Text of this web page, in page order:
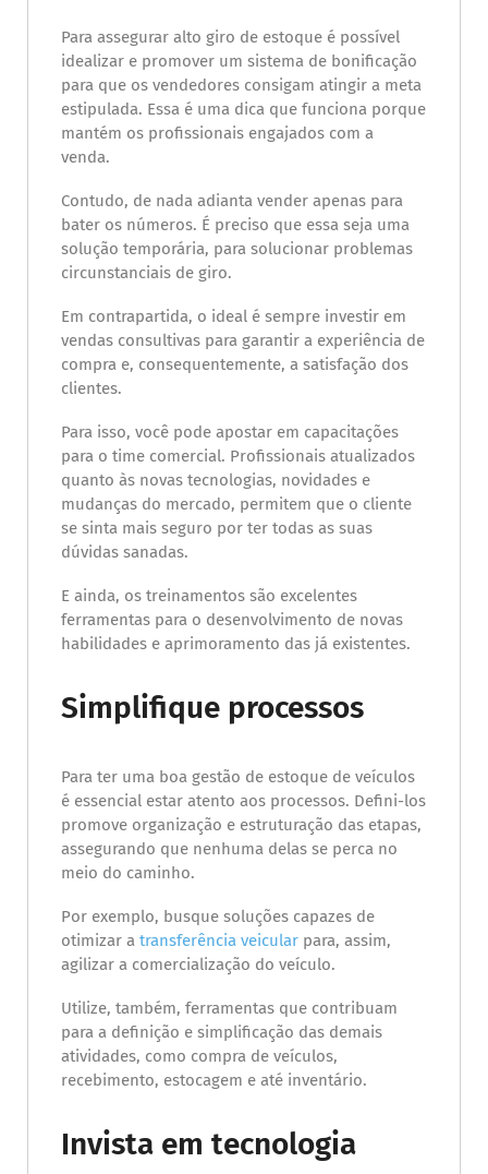
Para assegurar alto giro de estoque é possível
idealizar e promover um sistema de bonificação
para que os vendedores consigam atingir a meta
estipulada. Essa é uma dica que funciona porque
mantém os profissionais engajados com a
venda.
Contudo, de nada adianta vender apenas para
bater os números. É preciso que essa seja uma
solução temporária, para solucionar problemas
circunstanciais de giro.
Em contrapartida, o ideal é sempre investir em
vendas consultivas para garantir a experiência de
compra e, consequentemente, a satisfação dos
clientes.
Para isso, você pode apostar em capacitações
para o time comercial. Profissionais atualizados
quanto às novas tecnologias, novidades e
mudanças do mercado, permitem que o cliente
se sinta mais seguro por ter todas as suas
dúvidas sanadas.
E ainda, os treinamentos são excelentes
ferramentas para o desenvolvimento de novas
habilidades e aprimoramento das já existentes.
Simplifique processos
Para ter uma boa gestão de estoque de veículos
é essencial estar atento aos processos. Defini-los
promove organização e estruturação das etapas,
assegurando que nenhuma delas se perca no
meio do caminho.
Por exemplo, busque soluções capazes de
otimizar a transferência veicular para, assim,
agilizar a comercialização do veículo.
Utilize, também, ferramentas que contribuam
para a definição e simplificação das demais
atividades, como compra de veículos,
recebimento, estocagem e até inventário.
Invista em tecnologia